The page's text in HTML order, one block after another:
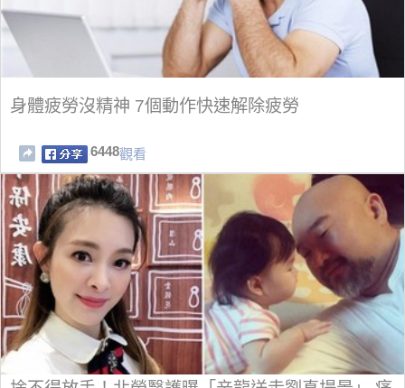
身體疲勞沒精神 7個動作快速解除疲勞
6448觀看